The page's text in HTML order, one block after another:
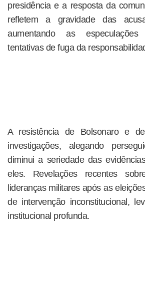
presidência e a resposta da
refletem a gravidade das
aumentando as
tentativas de fuga da
A resistência de Bolsonaro e
investigações, alegando
diminui a seriedade das
eles. Revelações recentes
lideranças militares após as
de intervenção inconstitucional,
institucional profunda.